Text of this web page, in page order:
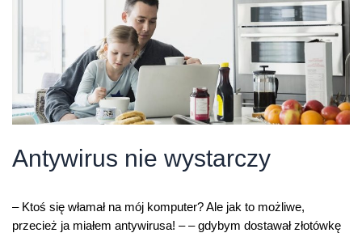
Antywirus nie wystarczy
– Ktoś się włamał na mój komputer? Ale jak to możliwe,
przecież ja miałem antywirusa! – – gdybym dostawał złotówkę